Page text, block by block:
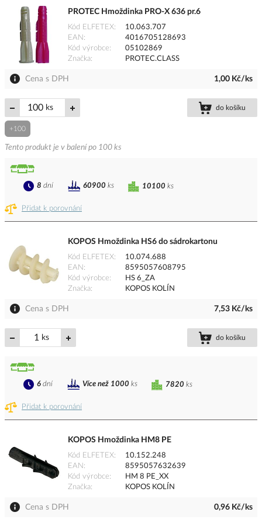
PROTEC Hmoždinka PRO-X 636 pr.6
Kód ELFETEX
10.063.707
EAN
4016705128693
Kód výrobce
05102869
Značka
PROTEC.CLASS
Cena s DPH 1,00 Kč/ks
ks do košíku
+100
Tento produkt je v balení po 100 ks
Přidat k porovnání
10100 ks
8 dní 60900 ks
KOPOS Hmoždinka HS6 do sádrokartonu
Kód ELFETEX
10.074.688
EAN
8595057608795
Kód výrobce
HS 6_ZA
Značka
KOPOS KOLÍN
Cena s DPH 7,53 Kč/ks
ks do košíku
Přidat k porovnání
7820 ks
6 dní Více než 1000 ks
KOPOS Hmoždinka HM8 PE
Kód ELFETEX
10.152.248
EAN
8595057632639
Kód výrobce
HM 8 PE_XX
Značka
KOPOS KOLÍN
Cena s DPH 0,96 Kč/ks